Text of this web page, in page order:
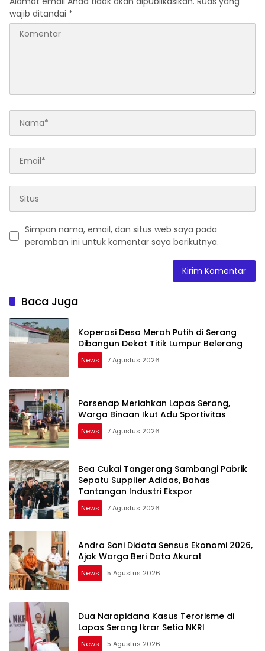
wajib ditandai *
Simpan nama, email, dan situs web saya pada
peramban ini untuk komentar saya berikutnya.
Baca Juga
Koperasi Desa Merah Putih di Serang
Dibangun Dekat Titik Lumpur Belerang
News 7 Agustus 2026
Porsenap Meriahkan Lapas Serang,
Warga Binaan Ikut Adu Sportivitas
News 7 Agustus 2026
Bea Cukai Tangerang Sambangi Pabrik
Sepatu Supplier Adidas, Bahas
Tantangan Industri Ekspor
News 7 Agustus 2026
Andra Soni Didata Sensus Ekonomi 2026,
Ajak Warga Beri Data Akurat
News 5 Agustus 2026
Dua Narapidana Kasus Terorisme di
Lapas Serang Ikrar Setia NKRI
News 5 Agustus 2026